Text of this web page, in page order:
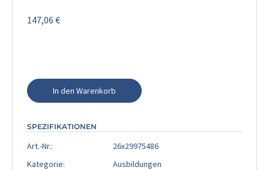
147,06 €
In den Warenkorb
SPEZIFIKATIONEN
Art.-Nr.:
26x29975486
Kategorie:
Ausbildungen